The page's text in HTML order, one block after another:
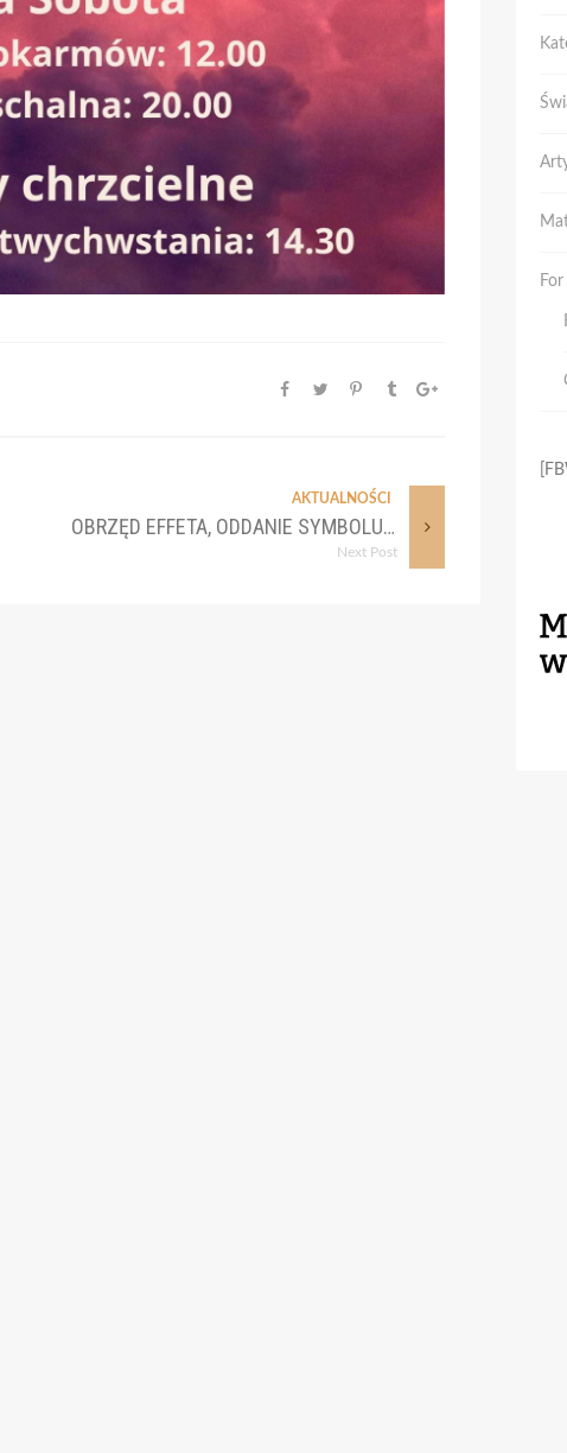
AKTUALNOŚCI
OBRZĘD EFFETA, ODDANIE SYMBOLU WIARY I KONWERSJA
Next Post